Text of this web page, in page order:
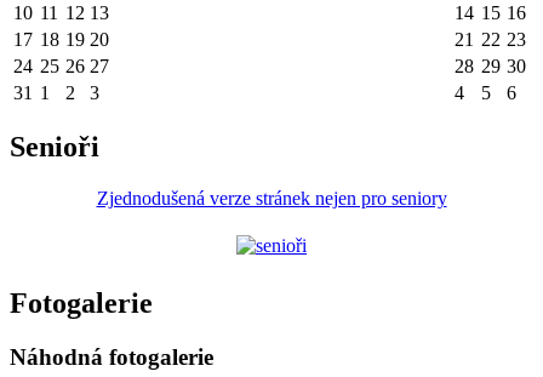
10 11 12 13 14 15 16
17 18 19 20 21 22 23
24 25 26 27 28 29 30
31 1 2 3 4 5 6
Senioři
Zjednodušená verze stránek nejen pro seniory
Fotogalerie
Náhodná fotogalerie